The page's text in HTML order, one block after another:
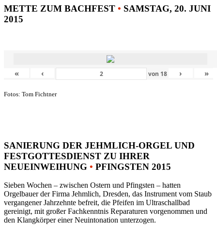
METTE ZUM BACHFEST • SAMSTAG, 20. JUNI
2015
« ‹ von 18 › »
Fotos: Tom Fichtner
SANIERUNG DER JEHMLICH-ORGEL UND
FESTGOTTESDIENST ZU IHRER
NEUEINWEIHUNG • PFINGSTEN 2015
Sieben Wochen – zwischen Ostern und Pfingsten – hatten
Orgelbauer der Firma Jehmlich, Dresden, das Instrument vom Staub
vergangener Jahrzehnte befreit, die Pfeifen im Ultraschallbad
gereinigt, mit großer Fachkenntnis Reparaturen vorgenommen und
den Klangkörper einer Neuintonation unterzogen.